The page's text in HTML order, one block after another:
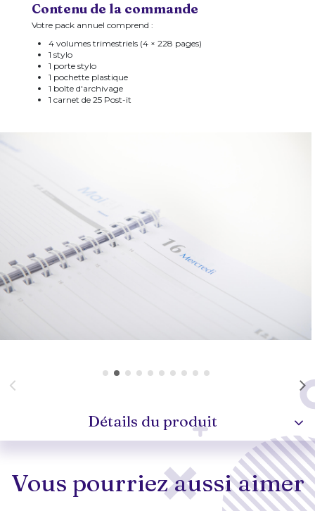
Contenu de la commande
Votre pack annuel comprend :
4 volumes trimestriels (4 × 228 pages)
1 stylo
1 porte stylo
1 pochette plastique
1 boîte d'archivage
1 carnet de 25 Post-it
Détails du produit
Vous pourriez aussi aimer